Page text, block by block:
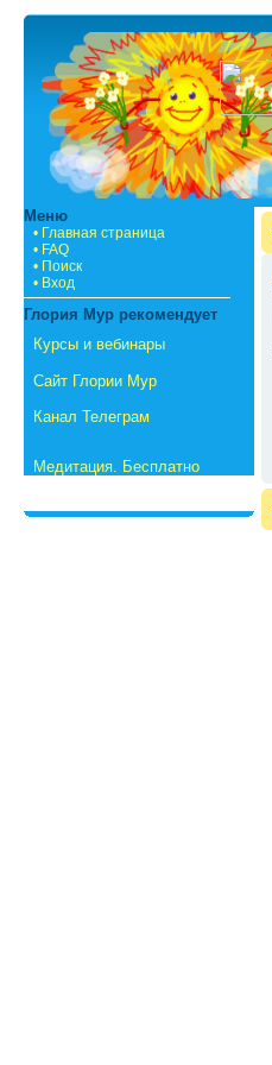
Меню
• Главная страница
• FAQ
• Поиск
• Вход
Глория Мур рекомендует
Курсы и вебинары
Сайт Глории Мур
Канал Телеграм
Медитация. Бесплатно